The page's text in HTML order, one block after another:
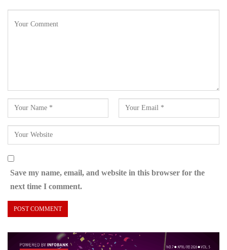
Save my name, email, and website in this browser for the
next time I comment.